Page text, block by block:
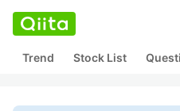
Trend Stock List